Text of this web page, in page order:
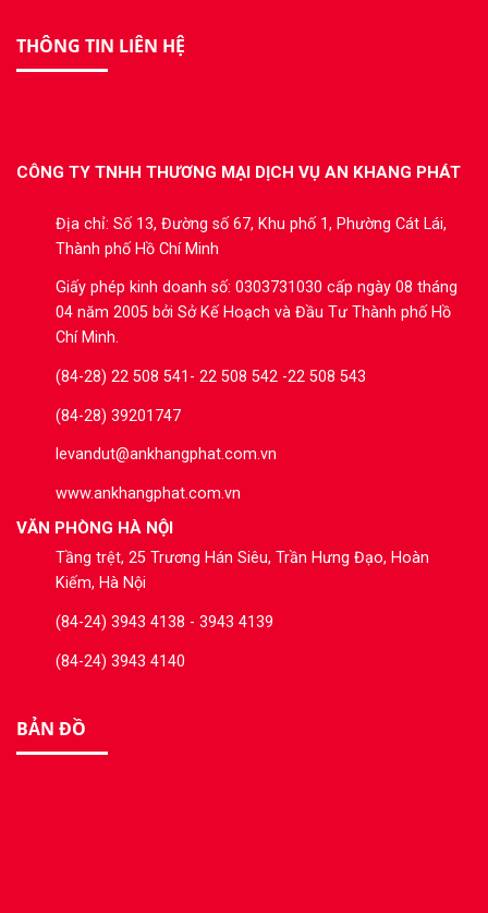
THÔNG TIN LIÊN HỆ
CÔNG TY TNHH THƯƠNG MẠI DỊCH VỤ AN KHANG PHÁT
Địa chỉ: Số 13, Đường số 67, Khu phố 1, Phường Cát Lái,
Thành phố Hồ Chí Minh
Giấy phép kinh doanh số: 0303731030 cấp ngày 08 tháng
04 năm 2005 bởi Sở Kế Hoạch và Đầu Tư Thành phố Hồ
Chí Minh.
(84-28) 22 508 541- 22 508 542 -22 508 543
(84-28) 39201747
levandut@ankhangphat.com.vn
www.ankhangphat.com.vn
VĂN PHÒNG HÀ NỘI
Tầng trệt, 25 Trương Hán Siêu, Trần Hưng Đạo, Hoàn
Kiếm, Hà Nội
(84-24) 3943 4138 - 3943 4139
(84-24) 3943 4140
BẢN ĐỒ